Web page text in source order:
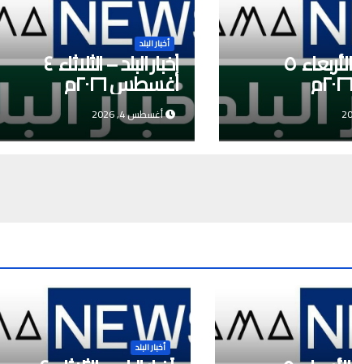
أخبار البلد – الأربعاء ٥
أخبار البلد
أخبار البلد – الثلاثاء ٤
أغسطس ٢٠٢٦م
أغسطس 4, 2026
أخبار البلد